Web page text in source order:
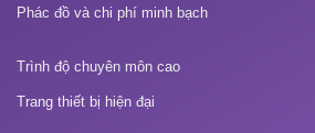
Phác đồ và chi phí minh bạch
Trình độ chuyên môn cao
Trang thiết bị hiện đại